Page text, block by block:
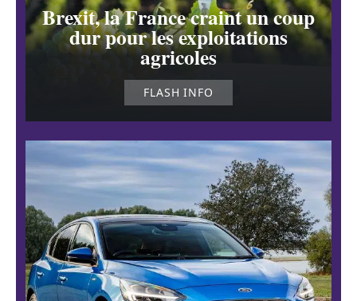
Brexit, la France craint un coup
dur pour les exploitations
agricoles
FLASH INFO